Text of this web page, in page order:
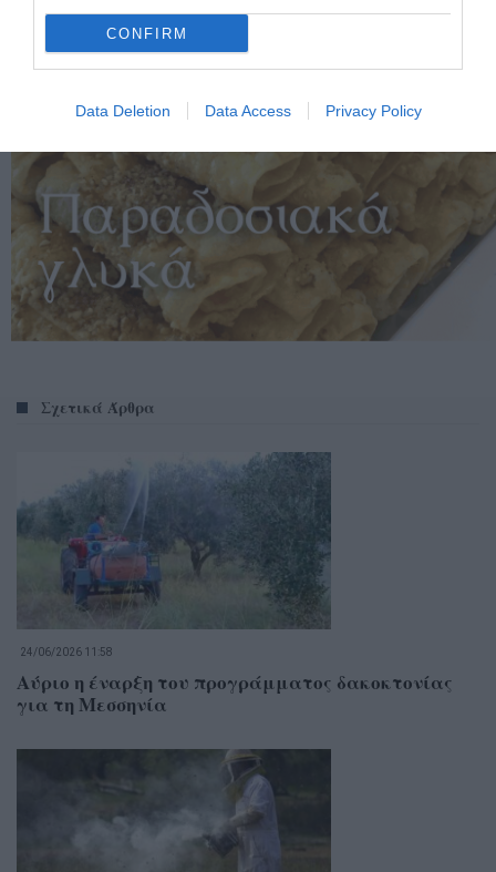
CONFIRM
Data Deletion Data Access Privacy Policy
Σχετικά Άρθρα
24/06/2026 11:58
Αύριο η έναρξη του προγράμματος δακοκτονίας
για τη Μεσσηνία